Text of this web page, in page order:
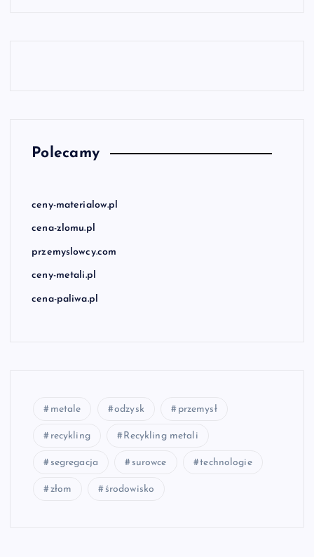
Polecamy
ceny-materialow.pl
cena-zlomu.pl
przemyslowcy.com
ceny-metali.pl
cena-paliwa.pl
metale odzysk przemysł
recykling Recykling metali
segregacja surowce technologie
złom środowisko